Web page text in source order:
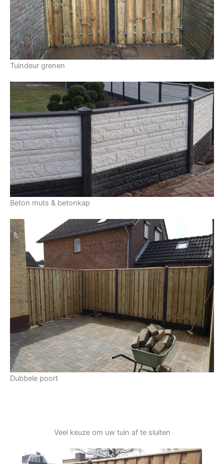
Tuindeur grenen
Beton muts & betonkap
Dubbele poort
Veel keuze om uw tuin af te sluiten